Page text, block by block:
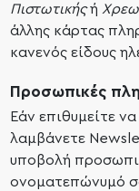
Πιστωτικήςή
άλλης κάρτας
κανενός είδους
Προσωπικές
Εάν επιθυμείτε
λαμβάνετε
υποβολή
ονοματεπώνυμό